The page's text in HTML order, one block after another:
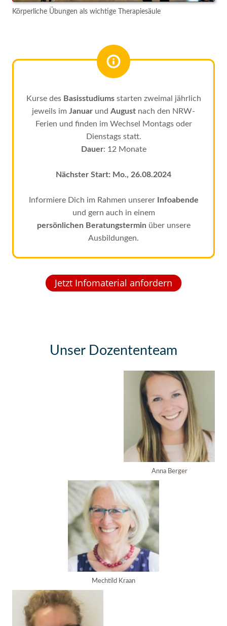
Körperliche Übungen als wichtige Therapiesäule
Kurse des Basisstudiums starten zweimal jährlich
jeweils im Januar und August nach den NRW-
Ferien und finden im Wechsel Montags oder
Dienstags statt.
Dauer: 12 Monate
Nächster Start: Mo., 26.08.2024
Informiere Dich im Rahmen unserer
Infoabende
und gern auch in einem
persönlichen Beratungstermin über unsere
Ausbildungen.
Jetzt Infomaterial anfordern
Unser Dozententeam
Anna Berger
Mechtild Kraan